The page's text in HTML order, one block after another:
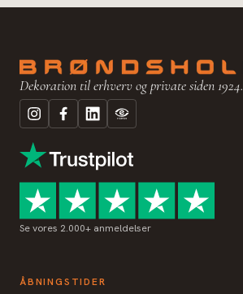
Dekoration til erhverv og private siden 1924.
Se vores 2.000+ anmeldelser
ÅBNINGSTIDER